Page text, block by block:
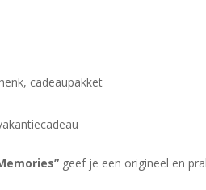
cadeaupakket
geef je een origineel en